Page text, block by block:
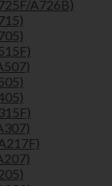
A726B)